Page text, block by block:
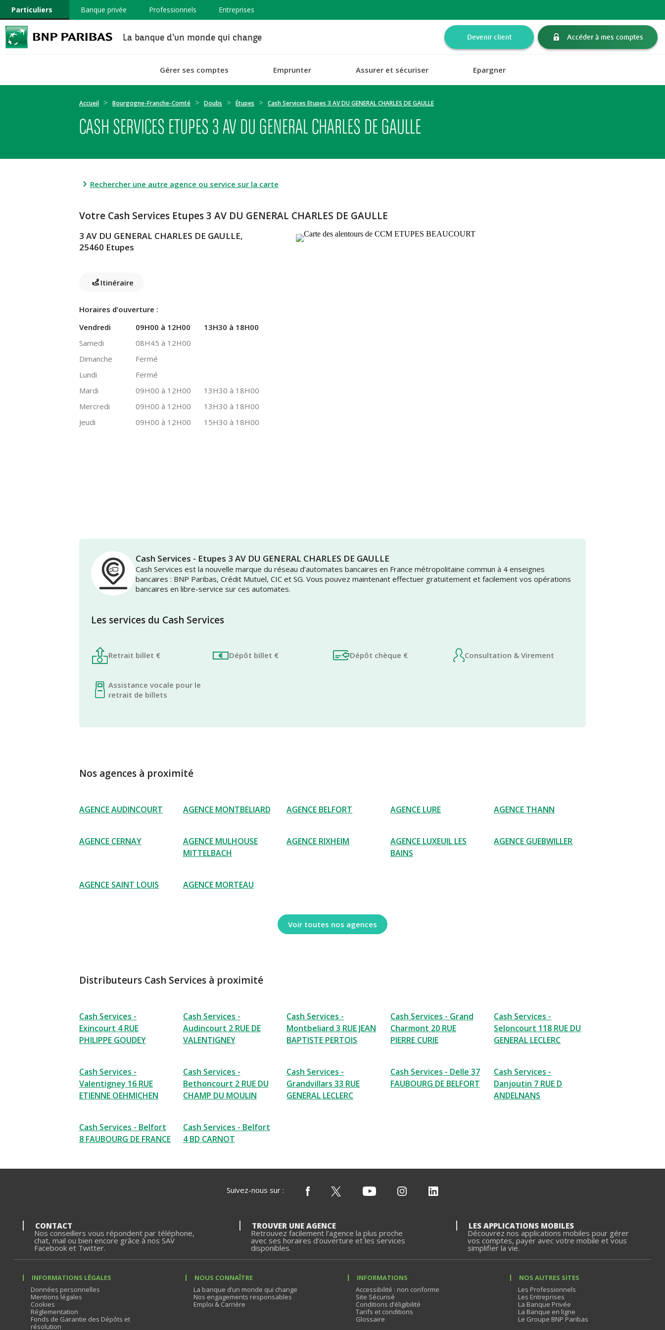
Particuliers Banque privée Professionnels Entreprises
La banque d'un monde qui change Devenir client Accéder à mes comptes
Gérer ses comptes Emprunter Assurer et sécuriser Epargner
Accueil Bourgogne-Franche-Comté Doubs Étupes Cash Services Etupes 3 AV DU GENERAL CHARLES DE GAULLE
CASH SERVICES ETUPES 3 AV DU GENERAL CHARLES DE GAULLE
Rechercher une autre agence ou service sur la carte
Votre Cash Services Etupes 3 AV DU GENERAL CHARLES DE GAULLE
3 AV DU GENERAL CHARLES DE GAULLE,
25460 Etupes
Itinéraire
Horaires d’ouverture :
Vendredi
09H00 à 12H00
13H30 à 18H00
Samedi
08H45 à 12H00
Dimanche
Fermé
Lundi
Fermé
Mardi
09H00 à 12H00
13H30 à 18H00
Mercredi
09H00 à 12H00
13H30 à 18H00
Jeudi
09H00 à 12H00 15H30 à 18H00
Cash Services - Etupes 3 AV DU GENERAL CHARLES DE GAULLE
Cash Services est la nouvelle marque du réseau d’automates bancaires en France métropolitaine commun à 4 enseignes
bancaires : BNP Paribas, Crédit Mutuel, CIC et SG. Vous pouvez maintenant effectuer gratuitement et facilement vos opérations
bancaires en libre-service sur ces automates.
Les services du Cash Services
Retrait billet € Dépôt billet € Dépôt chèque € Consultation & Virement
Assistance vocale pour le
retrait de billets
Nos agences à proximité
AGENCE AUDINCOURT AGENCE MONTBELIARD AGENCE BELFORT AGENCE LURE AGENCE THANN
AGENCE CERNAY
AGENCE MULHOUSE
MITTELBACH
AGENCE RIXHEIM
AGENCE LUXEUIL LES
BAINS
AGENCE GUEBWILLER
AGENCE SAINT LOUIS AGENCE MORTEAU
Voir toutes nos agences
Distributeurs Cash Services à proximité
Cash Services -
Exincourt 4 RUE
PHILIPPE GOUDEY
Cash Services -
Audincourt 2 RUE DE
VALENTIGNEY
Cash Services -
Montbeliard 3 RUE JEAN
BAPTISTE PERTOIS
Cash Services - Grand
Charmont 20 RUE
PIERRE CURIE
Cash Services -
Seloncourt 118 RUE DU
GENERAL LECLERC
Cash Services -
Valentigney 16 RUE
ETIENNE OEHMICHEN
Cash Services -
Bethoncourt 2 RUE DU
CHAMP DU MOULIN
Cash Services -
Grandvillars 33 RUE
GENERAL LECLERC
Cash Services - Delle 37
FAUBOURG DE BELFORT
Cash Services -
Danjoutin 7 RUE D
ANDELNANS
Cash Services - Belfort
8 FAUBOURG DE FRANCE
Cash Services - Belfort
4 BD CARNOT
Suivez-nous sur :
CONTACT
Nos conseillers vous répondent par téléphone,
chat, mail ou bien encore grâce à nos SAV
Facebook et Twitter.
TROUVER UNE AGENCE
Retrouvez facilement l’agence la plus proche
avec ses horaires d’ouverture et les services
disponibles.
LES APPLICATIONS MOBILES
Découvrez nos applications mobiles pour gérer
vos comptes, payer avec votre mobile et vous
simplifier la vie.
INFORMATIONS LÉGALES
Données personnelles
Mentions légales
Cookies
Réglementation
Fonds de Garantie des Dépôts et
résolution
NOUS CONNAÎTRE
La banque d’un monde qui change
Nos engagements responsables
Emploi & Carrière
INFORMATIONS
Accessibilité : non conforme
Site Sécurisé
Conditions d’éligibilité
Tarifs et conditions
Glossaire
NOS AUTRES SITES
Les Professionnels
Les Entreprises
La Banque Privée
La Banque en ligne
Le Groupe BNP Paribas